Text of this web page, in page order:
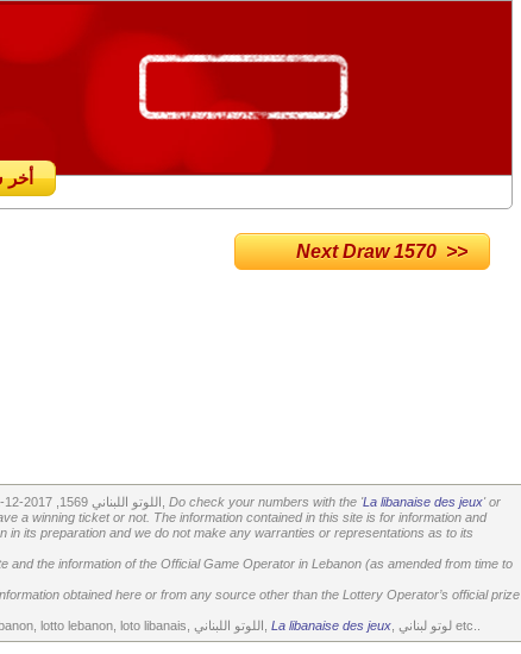
أخر سحب
Next Draw 1570 >>
Do check your numbers with the 'La libanaise des jeux' or
a winning ticket or not. The information contained in this site is for information and
in its preparation and we do not make any warranties or representations as to its
and the information of the Official Game Operator in Lebanon (as amended from time to
obtained here or from any source other than the Lottery Operator’s official prize
La libanaise des jeux , لوتو لبناني etc..